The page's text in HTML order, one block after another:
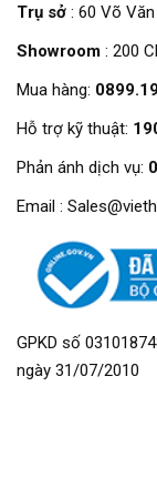
Trụ sở : 60 Võ
Showroom : 200
Mua hàng:
Hỗ trợ kỹ thuật:
Phản ánh dịch vụ:
Email :
GPKD số
ngày 31/07/2010